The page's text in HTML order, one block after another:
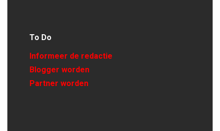
To Do
Informeer de redactie
Blogger worden
Partner worden